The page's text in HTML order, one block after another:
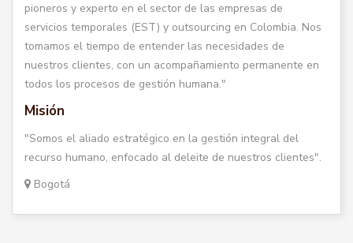
pioneros y experto en el sector de las empresas de
servicios temporales (EST) y outsourcing en Colombia. Nos
tomamos el tiempo de entender las necesidades de
nuestros clientes, con un acompañamiento permanente en
todos los procesos de gestión humana."
Misión
"Somos el aliado estratégico en la gestión integral del
recurso humano, enfocado al deleite de nuestros clientes".
Bogotá